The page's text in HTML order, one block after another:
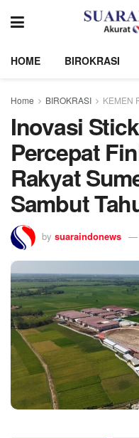
HOME BIROKRASI
Home BIROKRASI KEMEN
Inovasi
Percepat
Rakyat
Sambut
by suaraindonews